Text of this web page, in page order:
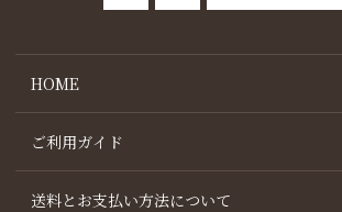
HOME
ご利用ガイド
送料とお支払い方法について